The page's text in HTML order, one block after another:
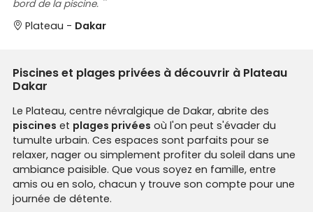
bord de la piscine.
Plateau - Dakar
Piscines et plages privées à découvrir à Plateau
Dakar
Le Plateau, centre névralgique de Dakar, abrite des
piscines et plages privées où l'on peut s'évader du
tumulte urbain. Ces espaces sont parfaits pour se
relaxer, nager ou simplement profiter du soleil dans une
ambiance paisible. Que vous soyez en famille, entre
amis ou en solo, chacun y trouve son compte pour une
journée de détente.